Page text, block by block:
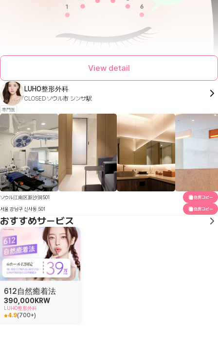
View detail
LUHO整形外科
CLOSED ソウル市 シンサ駅
専門医
ソウル江南区新沙洞501 住所コピー
서울 강남구 신사동 501 住所コピー
おすすめサービス
612自然癒着法
390,000 KRW
LUHO整形外科
4.9(700+)